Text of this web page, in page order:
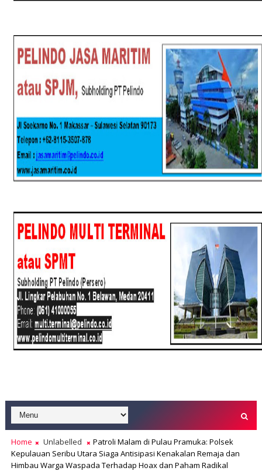
Home Unlabelled
Patroli Malam di Pulau Pramuka: Polsek
Kepulauan Seribu Utara Siaga Antisipasi Kenakalan Remaja dan
Himbau Warga Waspada Terhadap Hoax dan Paham Radikal